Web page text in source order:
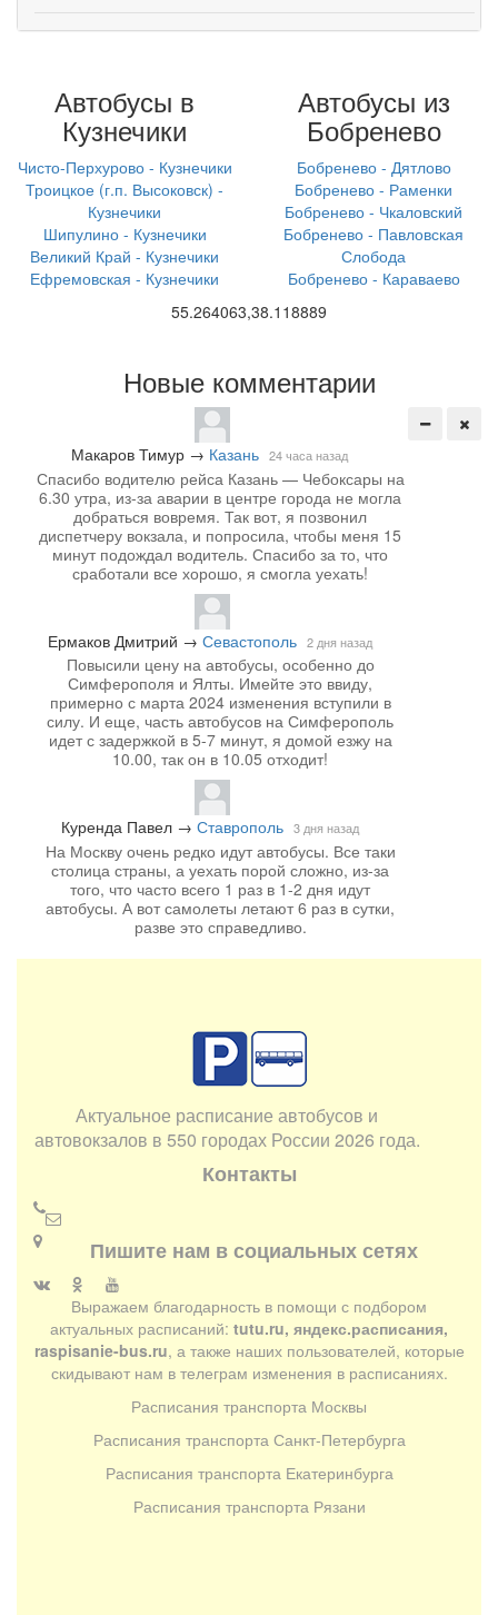
Автобусы в
Кузнечики
Чисто-Перхурово - Кузнечики
Троицкое (г.п. Высоковск) -
Кузнечики
Шипулино - Кузнечики
Великий Край - Кузнечики
Ефремовская - Кузнечики
Автобусы из
Бобренево
Бобренево - Дятлово
Бобренево - Раменки
Бобренево - Чкаловский
Бобренево - Павловская
Слобода
Бобренево - Караваево
55.264063,38.118889
Новые комментарии
Макаров Тимур → Казань 24 часа назад
Спасибо водителю рейса Казань — Чебоксары на
6.30 утра, из-за аварии в центре города не могла
добраться вовремя. Так вот, я позвонил
диспетчеру вокзала, и попросила, чтобы меня 15
минут подождал водитель. Спасибо за то, что
сработали все хорошо, я смогла уехать!
Ермаков Дмитрий → Севастополь 2 дня назад
Повысили цену на автобусы, особенно до
Симферополя и Ялты. Имейте это ввиду,
примерно с марта 2024 изменения вступили в
силу. И еще, часть автобусов на Симферополь
идет с задержкой в 5-7 минут, я домой езжу на
10.00, так он в 10.05 отходит!
Куренда Павел→ Ставрополь 3 дня назад
На Москву очень редко идут автобусы. Все таки
столица страны, а уехать порой сложно, из-за
того, что часто всего 1 раз в 1-2 дня идут
автобусы. А вот самолеты летают 6 раз в сутки,
разве это справедливо.
Актуальное расписание автобусов и
автовокзалов в 550 городах России 2026 года.
Контакты
Пишите нам в социальных сетях
Выражаем благодарность в помощи с подбором
актуальных расписаний: tutu.ru, яндекс.расписания,
raspisanie-bus.ru, а также наших пользователей, которые
скидывают нам в телеграм изменения в расписаниях.
Расписания транспорта Москвы
Расписания транспорта Санкт-Петербурга
Расписания транспорта Екатеринбурга
Расписания транспорта Рязани